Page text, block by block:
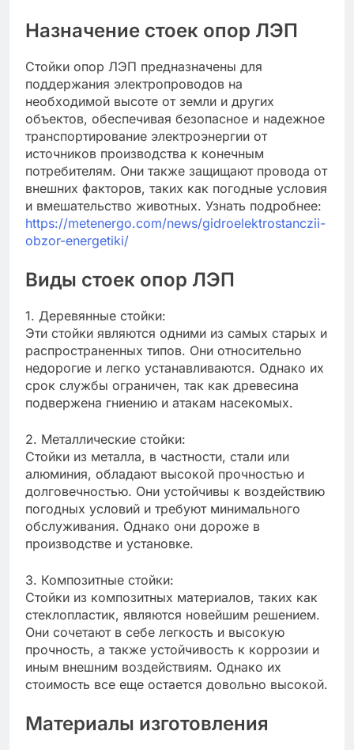
Назначение стоек опор ЛЭП
Стойки опор ЛЭП предназначены для
поддержания электропроводов на
необходимой высоте от земли и других
объектов, обеспечивая безопасное и надежное
транспортирование электроэнергии от
источников производства к конечным
потребителям. Они также защищают провода от
внешних факторов, таких как погодные условия
и вмешательство животных. Узнать подробнее:
https://metenergo.com/news/gidroelektrostanczii-
obzor-energetiki/
Виды стоек опор ЛЭП
1. Деревянные стойки:
Эти стойки являются одними из самых старых и
распространенных типов. Они относительно
недорогие и легко устанавливаются. Однако их
срок службы ограничен, так как древесина
подвержена гниению и атакам насекомых.
2. Металлические стойки:
Стойки из металла, в частности, стали или
алюминия, обладают высокой прочностью и
долговечностью. Они устойчивы к воздействию
погодных условий и требуют минимального
обслуживания. Однако они дороже в
производстве и установке.
3. Композитные стойки:
Стойки из композитных материалов, таких как
стеклопластик, являются новейшим решением.
Они сочетают в себе легкость и высокую
прочность, а также устойчивость к коррозии и
иным внешним воздействиям. Однако их
стоимость все еще остается довольно высокой.
Материалы изготовления